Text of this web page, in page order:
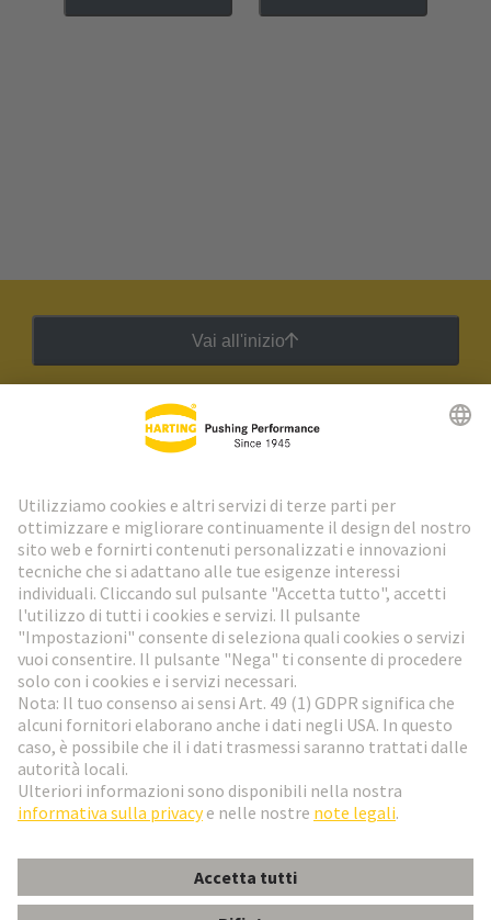
Vai all'inizio
Newsletter HARTING
Vai al registrazione
Social Media
Italia Italiano
© HARTING Technology Group